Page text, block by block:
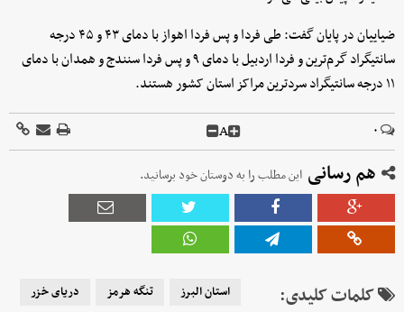
ضیاییان در پایان گفت: طی فردا و پس فردا اهواز با دمای ۴۳ و ۴۵ درجه
سانتیگراد گرم‌ترین و فردا اردبیل با دمای ۹ و پس فردا سنندج و همدان با دمای
۱۱ درجه سانتیگراد سردترین مراکز استان کشور هستند.
۰ A
هم رسانی این مطلب را به دوستان خود برسانید.
کلمات کلیدی: استان البرز تنگه هرمز
دریای خزر